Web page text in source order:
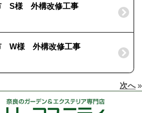
S様 外構改修工事
W様 外構改修工事
次へ»